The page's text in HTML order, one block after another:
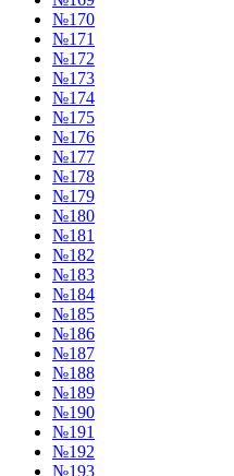
№170
№171
№172
№173
№174
№175
№176
№177
№178
№179
№180
№181
№182
№183
№184
№185
№186
№187
№188
№189
№190
№191
№192
№193